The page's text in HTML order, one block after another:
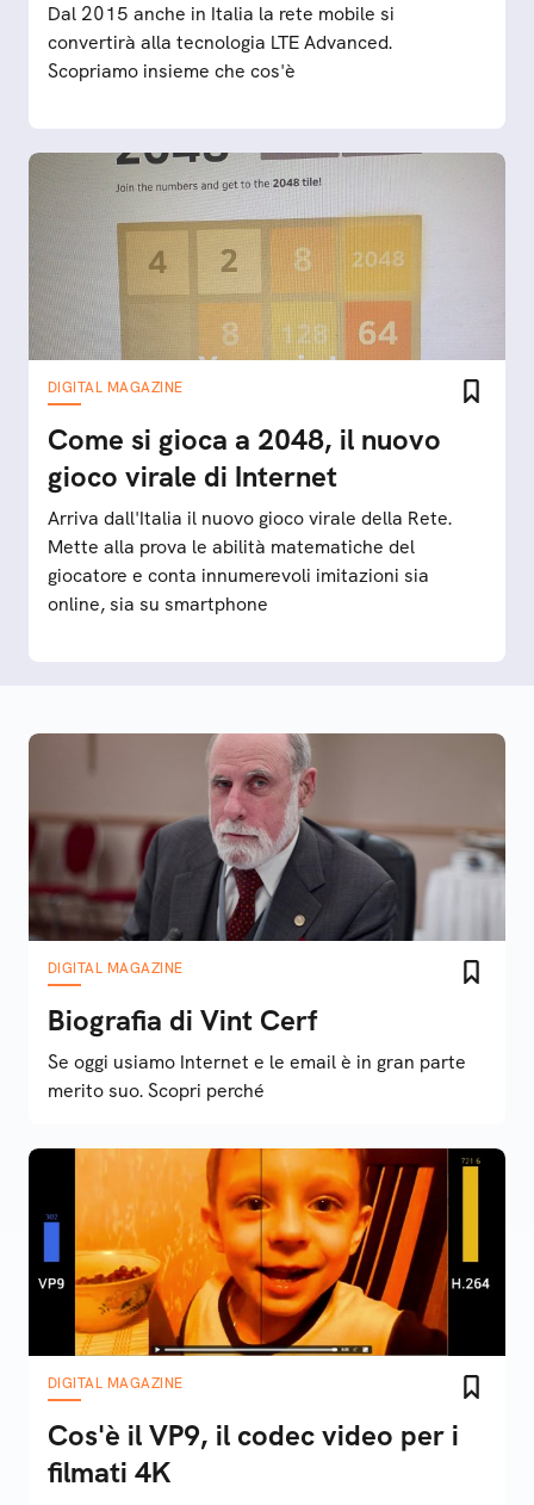
Dal 2015 anche in Italia la rete mobile si
convertirà alla tecnologia LTE Advanced.
Scopriamo insieme che cos'è
DIGITAL MAGAZINE
Come si gioca a 2048, il nuovo
gioco virale di Internet
Arriva dall'Italia il nuovo gioco virale della Rete.
Mette alla prova le abilità matematiche del
giocatore e conta innumerevoli imitazioni sia
online, sia su smartphone
DIGITAL MAGAZINE
Biografia di Vint Cerf
Se oggi usiamo Internet e le email è in gran parte
merito suo. Scopri perché
DIGITAL MAGAZINE
Cos'è il VP9, il codec video per i
filmati 4K